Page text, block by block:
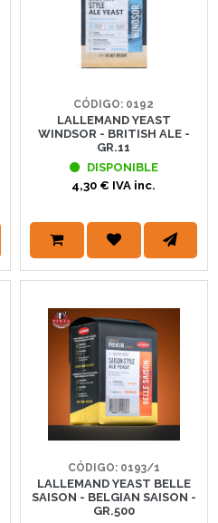
CÓDIGO: 0192
LALLEMAND YEAST
WINDSOR - BRITISH ALE -
GR.11
DISPONIBLE
4,30 € IVA inc.
CÓDIGO: 0193/1
LALLEMAND YEAST BELLE
SAISON - BELGIAN SAISON -
GR.500